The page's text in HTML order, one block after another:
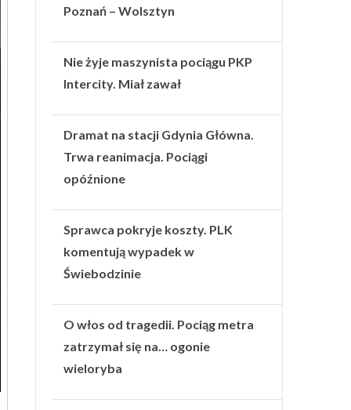
Poznań – Wolsztyn
Nie żyje maszynista pociągu PKP
Intercity. Miał zawał
Dramat na stacji Gdynia Główna.
Trwa reanimacja. Pociągi
opóźnione
Sprawca pokryje koszty. PLK
komentują wypadek w
Świebodzinie
O włos od tragedii. Pociąg metra
zatrzymał się na… ogonie
wieloryba